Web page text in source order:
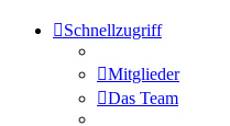
Schnellzugriff
Mitglieder
Das Team